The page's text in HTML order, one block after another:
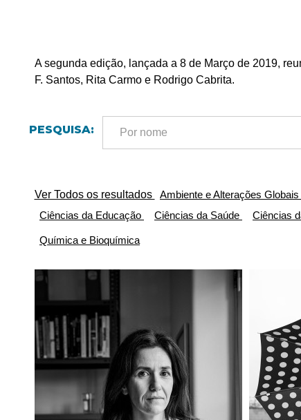
A segunda edição, lançada a 8 de Março de 2019,
F. Santos, Rita Carmo e Rodrigo Cabrita.
PESQUISA:
Ver Todos os resultados Ambiente e Alterações Globais
Ciências da Educação
Ciências da Saúde Ciências
Química e Bioquímica